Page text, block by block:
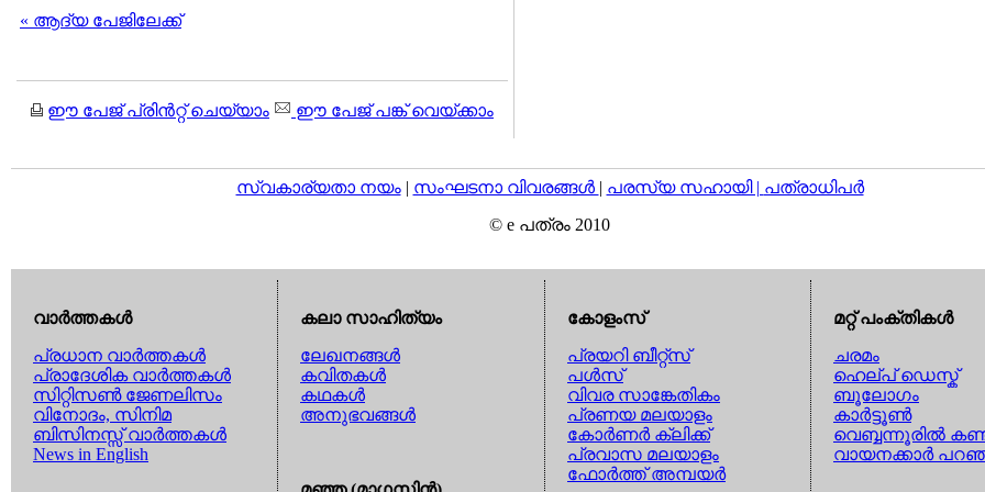
« ആദ്യ പേജിലേക്ക്
ഈ പേജ് പ്രിന്‍റ്റ് ചെയ്യാം ഈ പേജ് പങ്ക് വെയ്ക്കാം
സ്വകാര്യതാ നയം| സംഘടനാ വിവരങ്ങള്‍ | പരസ്യ സഹായി | പത്രാധിപര്‍
© e പത്രം 2010
വാര്‍ത്തകള്‍
പ്രധാന വാര്‍ത്തകള്‍
പ്രാദേശിക വാര്‍ത്തകള്‍
സിറ്റിസണ്‍ ജേണലിസം
വിനോദം, സിനിമ
ബിസിനസ്സ് വാര്‍ത്തകള്‍
News in English
കലാ സാഹിത്യം
ലേഖനങ്ങള്‍
കവിതകള്‍
കഥകള്‍
അനുഭവങ്ങള്‍
കോളംസ്
പ്രയറി ബീറ്റ്സ്
പള്‍സ്
വിവര സാങ്കേതികം
പ്രണയ മലയാളം
കോര്‍ണര്‍ ക്ലിക്ക്
പ്രവാസ മലയാളം
ഫോര്‍ത്ത് അമ്പയര്‍
മറ്റ് പംക്തികള്‍
ചരമം
ഹെല്പ് ഡെസ്ക്
ബൂലോഗം
കാര്‍ട്ടൂണ്‍
വെബ്ബന്നൂരില്‍
വായനക്കാര്‍